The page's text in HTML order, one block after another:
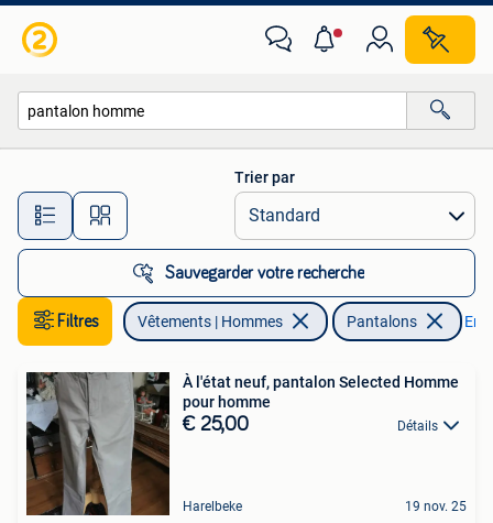
Toutes les distances…
Trier par
Sauvegarder votre recherche
Filtres Vêtements | Hommes Pantalons
À l'état neuf, pantalon Selected Homme
pour homme
€ 25,00 Détails
Harelbeke 19 nov. 25